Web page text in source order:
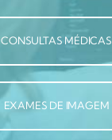
CONSULTAS MÉDICAS
EXAMES DE IMAGEM